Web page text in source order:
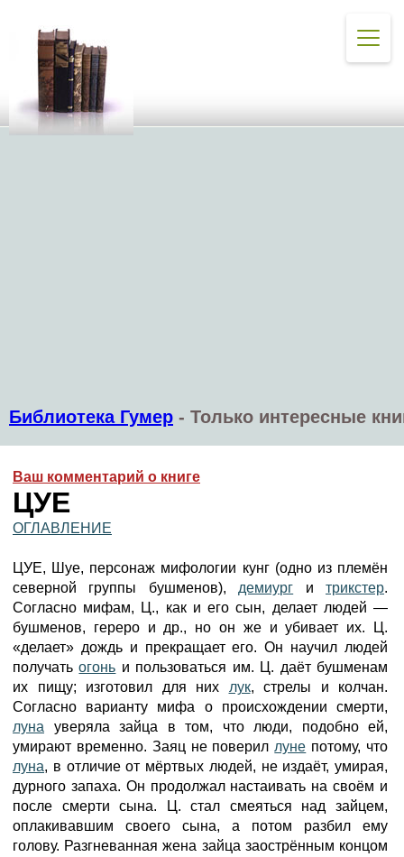
Библиотека Гумер - Только интересные
Ваш комментарий о книге
ЦУЕ
ОГЛАВЛЕНИЕ
ЦУЕ, Шуе, персонаж мифологии кунг (одно из племён
северной группы бушменов), демиург итрикстер.
Согласно мифам, Ц., как и его сын, делает людей —
бушменов, гереро и др., но он же и убивает их. Ц.
«делает» дождь и прекращает его. Он научил людей
получатьогонь и пользоваться им. Ц. даёт бушменам
их пищу; изготовил для них лук, стрелы и колчан.
Согласно варианту мифа о происхождении смерти,
луна уверяла зайца в том, что люди, подобно ей,
умирают временно. Заяц не поверил луне потому, что
луна, в отличие от мёртвых людей, не издаёт, умирая,
дурного запаха. Он продолжал настаивать на своём и
после смерти сына. Ц. стал смеяться над зайцем,
оплакивавшим своего сына, а потом разбил ему
голову. Разгневанная жена зайца заострённым концом